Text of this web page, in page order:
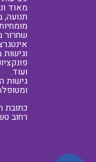
מאוד
תנועה,
שחרור
ועוד.
גישות
כתובת
רחוב